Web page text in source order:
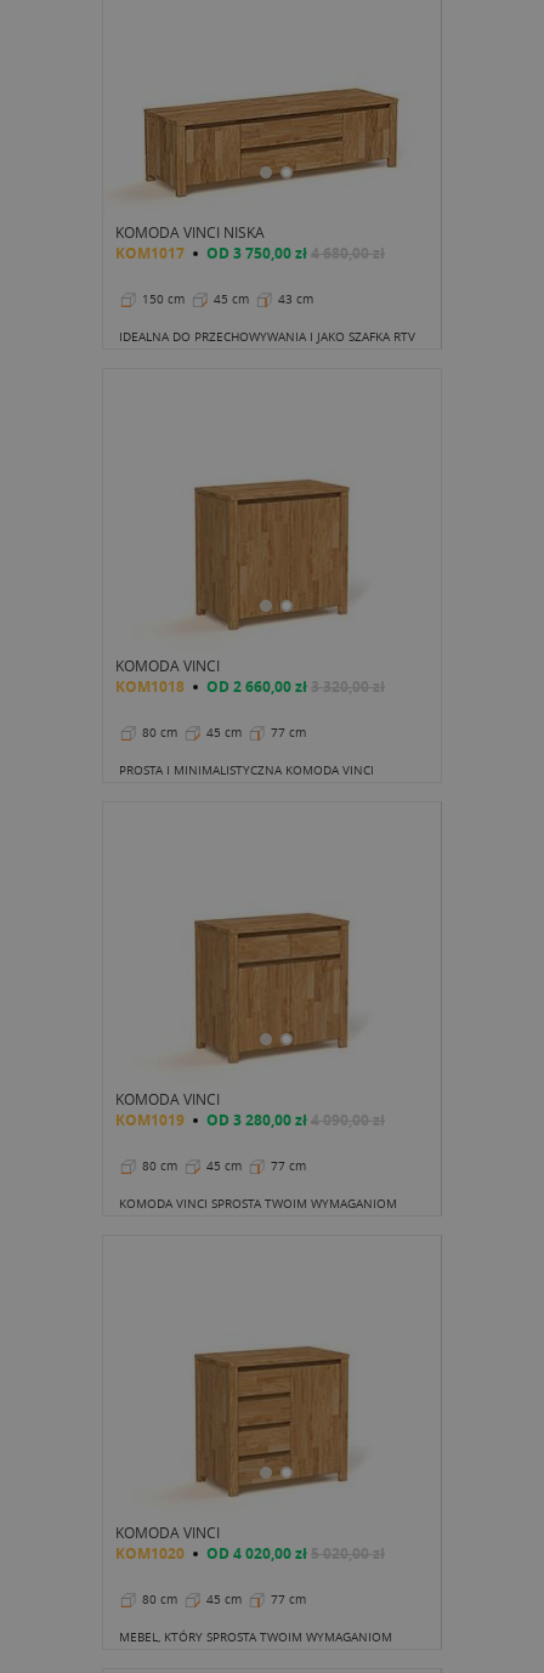
KOMODA VINCI NISKA
KOM1017 OD 3 750,00 zł4 680,00 zł
150 cm 45 cm 43 cm
IDEALNA DO PRZECHOWYWANIA I JAKO SZAFKA RTV
KOMODA VINCI
KOM1018 OD 2 660,00 zł3 320,00 zł
80 cm 45 cm 77 cm
PROSTA I MINIMALISTYCZNA KOMODA VINCI
KOMODA VINCI
KOM1019 OD 3 280,00 zł4 090,00 zł
80 cm 45 cm 77 cm
KOMODA VINCI SPROSTA TWOIM WYMAGANIOM
KOMODA VINCI
KOM1020 OD 4 020,00 zł5 020,00 zł
80 cm 45 cm 77 cm
MEBEL, KTÓRY SPROSTA TWOIM WYMAGANIOM